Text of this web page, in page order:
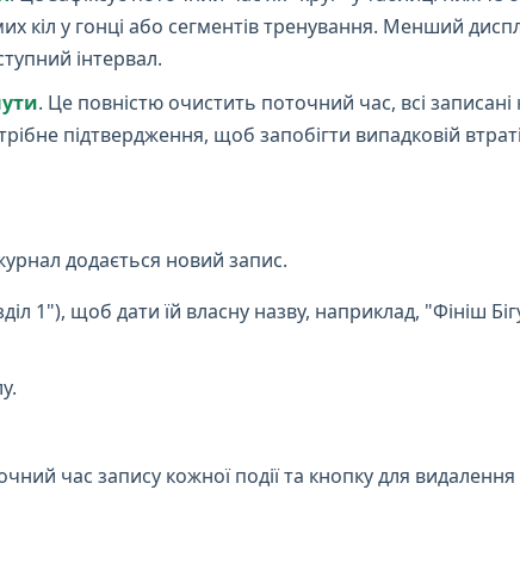
кіл у гонці або сегментів тренування. Менший
інтервал.
. Це повністю очистить поточний час, всі записані
підтвердження, щоб запобігти випадковій
додається новий запис.
1"), щоб дати їй власну назву, наприклад, "Фініш
час запису кожної події та кнопку для